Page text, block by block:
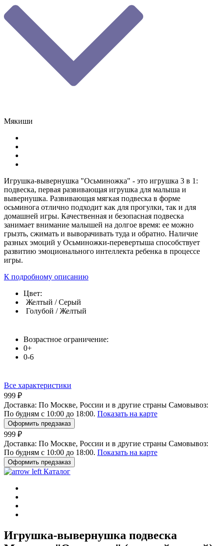
Мякиши
Игрушка-вывернушка "Осьминожка" - это игрушка 3 в 1:
подвеска, первая развивающая игрушка для малыша и
вывернушка. Развивающая мягкая подвеска в форме
осьминога отлично подходит как для прогулки, так и для
домашней игры. Качественная и безопасная подвеска
занимает внимание малышей на долгое время: ее можно
грызть, сжимать и выворачивать туда и обратно. Наличие
разных эмоций у Осьминожки-перевертыша способствует
развитию эмоционального интеллекта ребенка в процессе
игры.
К подробному описанию
Цвет:
Желтый / Серый
Голубой / Желтый
Возрастное ограничение:
0+
0-6
Все характеристики
999 ₽
Доставка: По Москве, России и в другие страны Самовывоз:
По будням с 10:00 до 18:00. Показать на карте
Оформить предзаказ
999 ₽
Доставка: По Москве, России и в другие страны Самовывоз:
По будням с 10:00 до 18:00. Показать на карте
Оформить предзаказ
Каталог
Игрушка-вывернушка подвеска